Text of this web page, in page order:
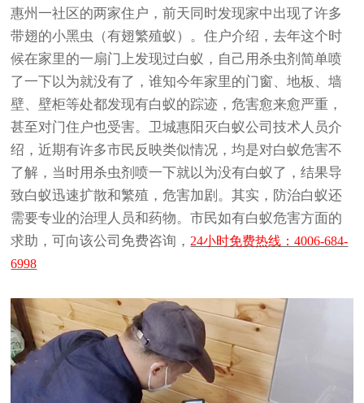
惠州一社区的两家住户，前天同时发现家中出现了许多
带翅的小黑虫（有翅繁殖蚁）。住户介绍，去年这个时
候在家里的一扇门上发现过白蚁，自己用杀虫剂简单喷
了一下以为就没有了，谁知今年家里的门窗、地板、墙
壁、壁柜等处都发现有白蚁的踪迹，危害愈来愈严重，
甚至对门住户也受害。卫城惠阳灭白蚁公司技术人员介
绍，近期有许多市民反映类似情况，均是对白蚁危害不
了解，当时用杀虫剂喷一下就以为没有白蚁了，结果导
致白蚁迅速扩散和繁殖，危害加剧。其实，防治白蚁还
需要专业的治理人员和药物。市民如有白蚁危害方面的
求助，可向该公司免费咨询，24小时免费热线：4006-684-
6998